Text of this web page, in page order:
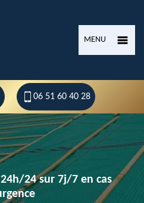
MENU
06 51 60 40 28
24 sur 7j/7 en cas